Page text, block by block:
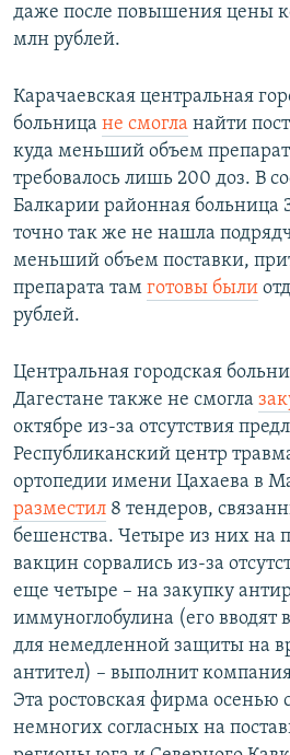
даже после повышения цены
млн рублей.
Карачаевская центральная
больница не смогла найти
куда меньший объем
требовалось лишь 200 доз. В
Балкарии районная больница
точно так же не нашла
меньший объем поставки,
препарата там готовы были
рублей.
Центральная городская
Дагестане также не смогла
октябре из-за отсутствия
Республиканский центр
ортопедии имени Цахаева в
разместил 8 тендеров,
бешенства. Четыре из них на
вакцин сорвались из-за
еще четыре – на закупку
иммуноглобулина (его вводят
для немедленной защиты на
антител) – выполнит
Эта ростовская фирма осенью
немногих согласных на